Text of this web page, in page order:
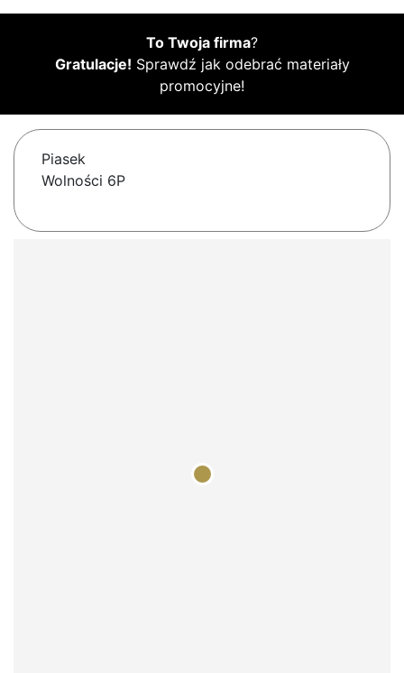
To Twoja firma?
Gratulacje! Sprawdź jak odebrać materiały
promocyjne!
Piasek
Wolności 6P